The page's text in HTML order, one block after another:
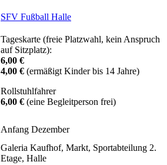
SFV Fußball Halle
Tageskarte (freie Platzwahl, kein Anspruch
auf Sitzplatz):
6,00 €
4,00 € (ermäßigt Kinder bis 14 Jahre)
Rollstuhlfahrer
6,00 € (eine Begleitperson frei)
Anfang Dezember
Galeria Kaufhof, Markt, Sportabteilung 2.
Etage, Halle